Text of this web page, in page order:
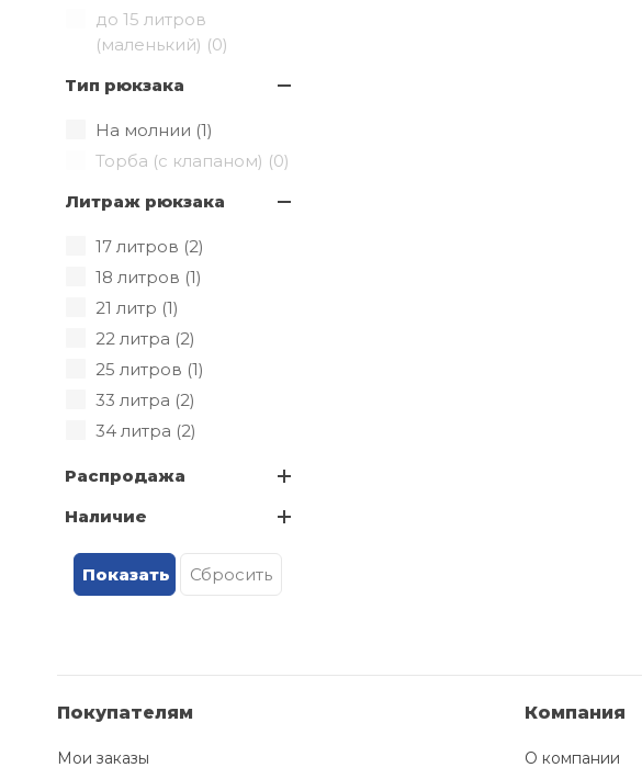
до 15 литров
(маленький) (0)
Тип рюкзака
На молнии (1)
Торба (с клапаном) (0)
Литраж рюкзака
17 литров (2)
18 литров (1)
21 литр (1)
22 литра (2)
25 литров (1)
33 литра (2)
34 литра (2)
36 литров (
70 литров (
Распродажа
Наличие
Покупателям
Мои заказы
Компания
О компании